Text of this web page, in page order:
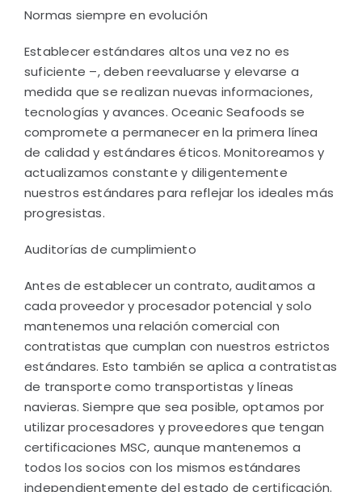
Normas siempre en evolución
Establecer estándares altos una vez no es
suficiente –, deben reevaluarse y elevarse a
medida que se realizan nuevas informaciones,
tecnologías y avances. Oceanic Seafoods se
compromete a permanecer en la primera línea
de calidad y estándares éticos. Monitoreamos y
actualizamos constante y diligentemente
nuestros estándares para reflejar los ideales más
progresistas.
Auditorías de cumplimiento
Antes de establecer un contrato, auditamos a
cada proveedor y procesador potencial y solo
mantenemos una relación comercial con
contratistas que cumplan con nuestros estrictos
estándares. Esto también se aplica a contratistas
de transporte como transportistas y líneas
navieras. Siempre que sea posible, optamos por
utilizar procesadores y proveedores que tengan
certificaciones MSC, aunque mantenemos a
todos los socios con los mismos estándares
independientemente del estado de certificación.